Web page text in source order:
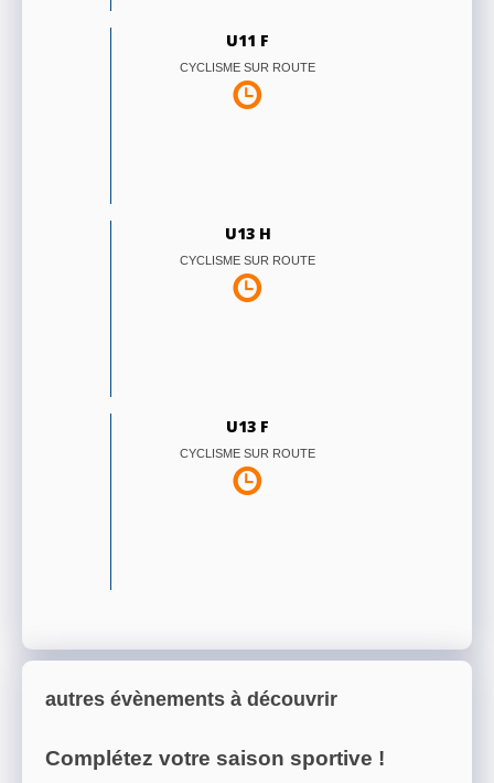
U11 F
CYCLISME SUR ROUTE
U13 H
CYCLISME SUR ROUTE
U13 F
CYCLISME SUR ROUTE
autres évènements à découvrir
Complétez votre saison sportive !